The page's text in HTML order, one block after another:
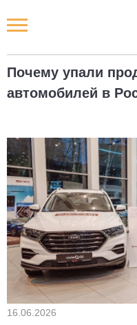
Почему упали
автомобилей в
16.06.2026
Новости РФ
Городские новости
Наши мероприятия
Статьи